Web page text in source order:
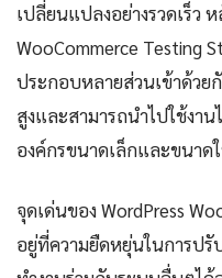
เปลี่ยนแปลงอย่างรวดเร็ว
WooCommerce Testing
ประกอบหลายส่วนเข้าด้ว
สูงและสามารถนำไปใช้งา
องค์กรขนาดเล็กและขนาด
จุดเด่นของ WordPress
อยู่ที่ความยืดหยุ่นในการปรั